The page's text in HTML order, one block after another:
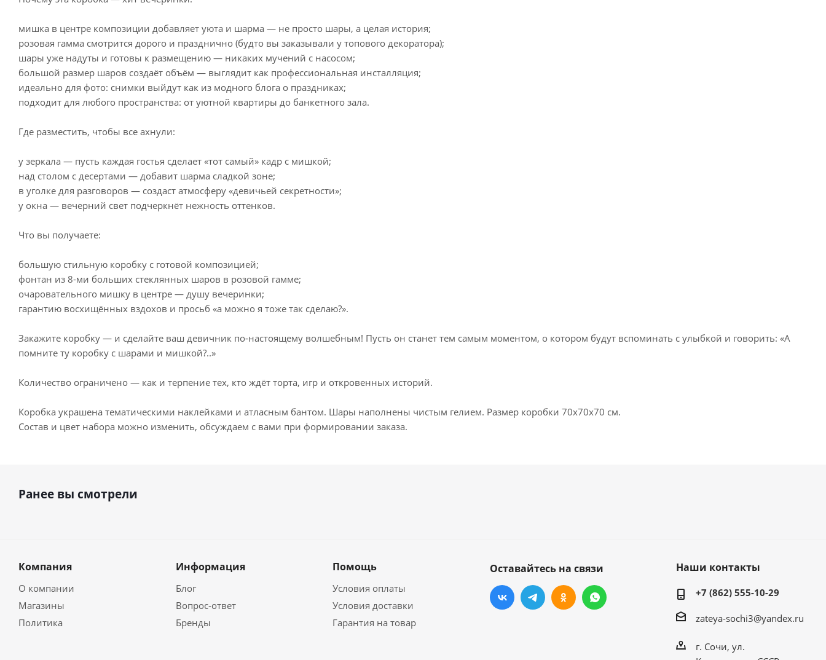
мишка в центре композиции добавляет уюта и шарма — не просто шары, а целая история;
розовая гамма смотрится дорого и празднично (будто вы заказывали у топового декоратора);
шары уже надуты и готовы к размещению — никаких мучений с насосом;
большой размер шаров создаёт объём — выглядит как профессиональная инсталляция;
идеально для фото: снимки выйдут как из модного блога о праздниках;
подходит для любого пространства: от уютной квартиры до банкетного зала.
Где разместить, чтобы все ахнули:
у зеркала — пусть каждая гостья сделает «тот самый» кадр с мишкой;
над столом с десертами — добавит шарма сладкой зоне;
в уголке для разговоров — создаст атмосферу «девичьей секретности»;
у окна — вечерний свет подчеркнёт нежность оттенков.
Что вы получаете:
большую стильную коробку с готовой композицией;
фонтан из 8-ми больших стеклянных шаров в розовой гамме;
очаровательного мишку в центре — душу вечеринки;
гарантию восхищённых вздохов и просьб «а можно я тоже так сделаю?».
Закажите коробку — и сделайте ваш девичник по‑настоящему волшебным! Пусть он станет тем самым моментом, о котором будут вспоминать с улыбкой и говорить: «А
помните ту коробку с шарами и мишкой?..»
Количество ограничено — как и терпение тех, кто ждёт торта, игр и откровенных историй.
Коробка украшена тематическими наклейками и атласным бантом. Шары наполнены чистым гелием. Размер коробки 70х70х70 см.
Состав и цвет набора можно изменить, обсуждаем с вами при формировании заказа.
Ранее вы смотрели
Компания
О компании
Магазины
Политика
Информация
Блог
Вопрос-ответ
Бренды
Помощь
Условия оплаты
Условия доставки
Гарантия на товар
Оставайтесь на связи Наши контакты
+7 (862) 555-10-29
zateya-sochi3@yandex.ru
г. Сочи, ул.